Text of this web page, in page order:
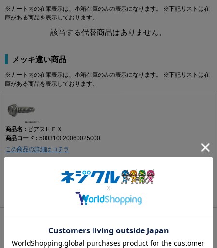
※カート内の在庫表示は、小箱在庫のみの表示になります。 ※下記リストは在
庫がある商品を表示しております。
該当する代替商品はありません。
メッキ違い商品
※カート内の在庫表示は、小箱在庫のみの表示になります。 ※下記リストは在
庫がある商品を表示しております。
ピアスＨＥＸ
500310020060025000
この商品の詳細はコチラ
35.36円(税込) 32.15円(税抜)
ピアスＨＥＸ